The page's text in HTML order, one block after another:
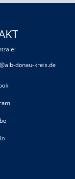
donau-kreis.de